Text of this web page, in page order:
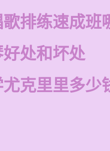
排练速成班
处和坏处
克里里多少